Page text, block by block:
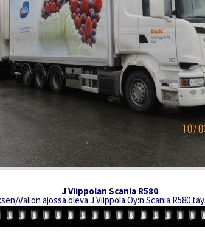
J Viippolan Scania R580
Valion ajossa oleva J Viippola Oy:n Scania R580